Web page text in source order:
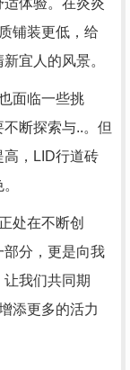
体验。在炎炎
铺装更低，给
宜人的风景。
面临一些挑
断探索与..。但
高，LID行道砖
处在不断创
部分，更是向我
我们共同期
添更多的活力